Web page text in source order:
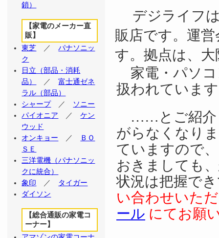
デジライフは
販店です。運
す。拠点は、
家電・パソコ
扱われていま
……とご紹介
がらなくなり
ていますので
おきましても
状況は把握で
い合わせいた
ール にてお願
鎖）
【家電のメーカー直
販】
東芝 ／パナソニッ
ク
日立（部品・消耗
品）
／富士通ゼネ
ラル（部品）
シャープ／ ソニー
パイオニア ／ケン
ウッド
オンキョー ／
ＢＯ
ＳＥ
三洋電機（パナソニッ
クに統合）
象印 ／ タイガー
ダイソン
【総合通販の家電コ
ーナー】